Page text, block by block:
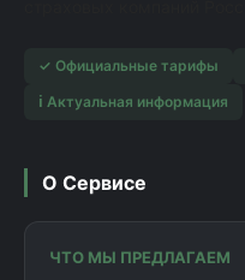
✓ Официальные тарифы
ℹ️ Актуальная информация
О Сервисе
ЧТО МЫ ПРЕДЛАГАЕМ